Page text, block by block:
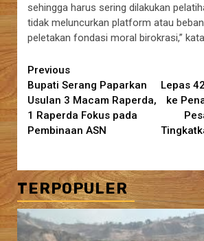
sehingga harus sering dilakukan
tidak meluncurkan platform atau
peletakan fondasi moral birokrasi,”
Continue
Reading
Previous
Bupati Serang Paparkan
Usulan 3 Macam Raperda,
1 Raperda Fokus pada
Pembinaan ASN
Lepas
ke
TERPOPULER